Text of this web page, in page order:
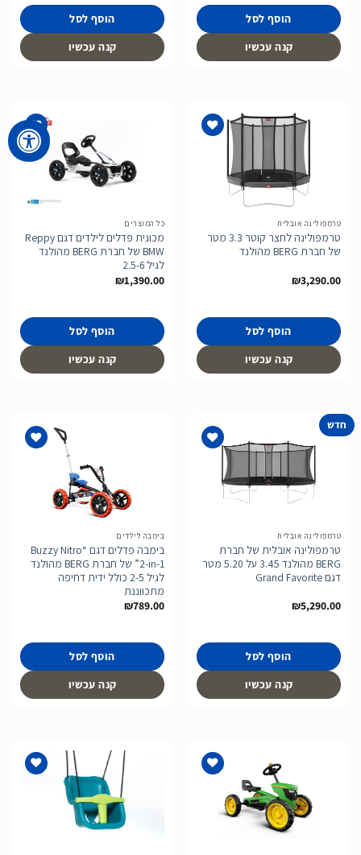
הוסף לסל
קנה עכשיו
הוסף לסל
קנה עכשיו
טרמפולינה אובלית
טרמפולינה לחצר קוטר 3.3 מטר
של חברת BERG מהולנד
₪3,290.00
הוסף לסל
קנה עכשיו
המשאלות
כל המוצרים
מכונית פדלים לילדים דגם Reppy
BMW של חברת BERG מהולנד
לגיל 2.5-6
₪1,390.00
הוסף לסל
קנה עכשיו
חדש
טרמפולינה אובלית
טרמפולינה אובלית של חברת
BERG מהולנד 3.45 על 5.20 מטר
דגם Grand Favorite
₪5,290.00
הוסף לסל
קנה עכשיו
בימבה לילדים
בימבה פדלים דגם “Buzzy Nitro
2-in-1” של חברת BERG מהולנד
לגיל 2-5 כולל ידית דחיפה
מתכווננת
₪789.00
הוסף לסל
קנה עכשיו